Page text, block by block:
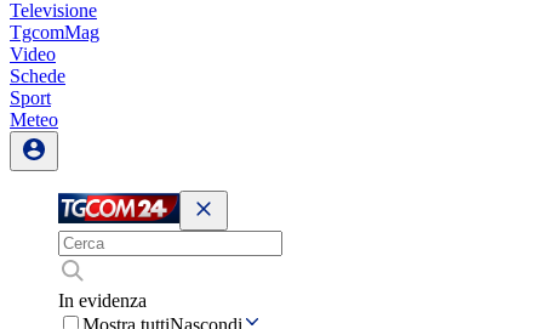
Televisione
TgcomMag
Video
Schede
Sport
Meteo
In evidenza
Mostra tuttiNascondi